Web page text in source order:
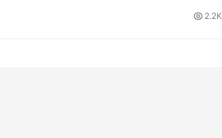
2.2K